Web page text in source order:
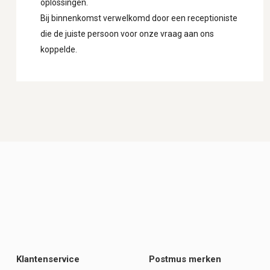
oplossingen.
Bij binnenkomst verwelkomd door een receptioniste
die de juiste persoon voor onze vraag aan ons
koppelde.
Klantenservice
Postmus merken